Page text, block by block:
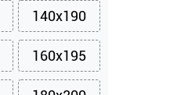
140x190
160x195